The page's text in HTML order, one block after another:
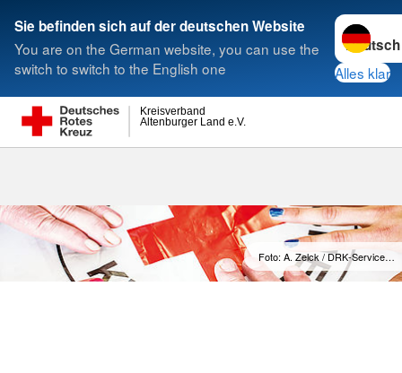
Sie befinden sich auf der deutschen Website
You are on the German website, you can use the
switch to switch to the English one
Sprache
Alles klar
Altenburger Land e.V.
Kreisverband
Suche
Foto: A. Zelck / DRK-Service…